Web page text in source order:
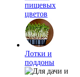
пищевых
цветов
Лотки и
поддоны